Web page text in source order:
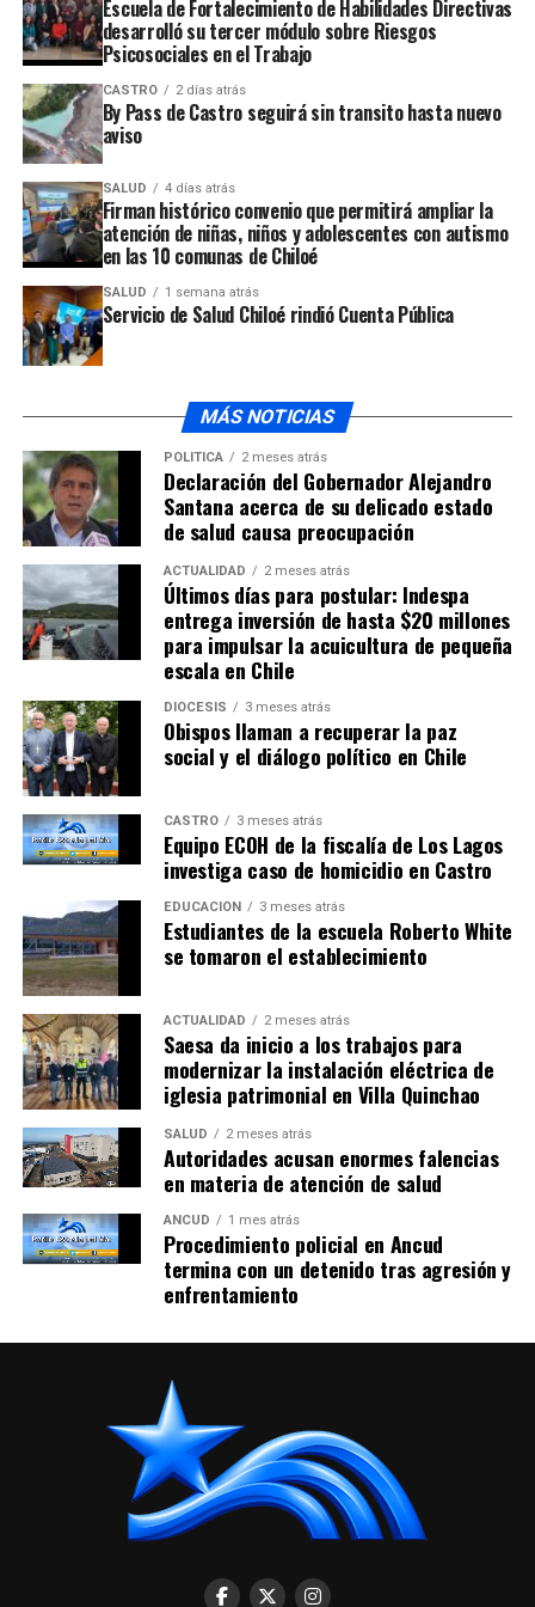
turismo Cristian Larrere
Escuela de Fortalecimiento de Habilidades Directivas
desarrolló su tercer módulo sobre Riesgos
Psicosociales en el Trabajo
CASTRO 2 días atrás
By Pass de Castro seguirá sin transito hasta nuevo
aviso
SALUD 4 días atrás
Firman histórico convenio que permitirá ampliar la
atención de niñas, niños y adolescentes con autismo
en las 10 comunas de Chiloé
SALUD 1 semana atrás
Servicio de Salud Chiloé rindió Cuenta Pública
MÁS NOTICIAS
POLÍTICA 2 meses atrás
Declaración del Gobernador Alejandro
Santana acerca de su delicado estado
de salud causa preocupación
ACTUALIDAD 2 meses atrás
Últimos días para postular: Indespa
entrega inversión de hasta $20 millones
para impulsar la acuicultura de pequeña
escala en Chile
DIÓCESIS 3 meses atrás
Obispos llaman a recuperar la paz
social y el diálogo político en Chile
CASTRO 3 meses atrás
Equipo ECOH de la fiscalía de Los Lagos
investiga caso de homicidio en Castro
EDUCACIÓN 3 meses atrás
Estudiantes de la escuela Roberto White
se tomaron el establecimiento
ACTUALIDAD 2 meses atrás
Saesa da inicio a los trabajos para
modernizar la instalación eléctrica de
iglesia patrimonial en Villa Quinchao
SALUD 2 meses atrás
Autoridades acusan enormes falencias
en materia de atención de salud
ANCUD 1 mes atrás
Procedimiento policial en Ancud
termina con un detenido tras agresión y
enfrentamiento